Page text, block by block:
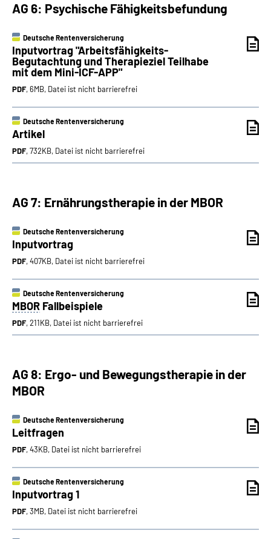
AG 6: Psychische Fähigkeitsbefundung
Deutsche Rentenversicherung
Inputvortrag "Arbeitsfähigkeits-
Begutachtung und Therapieziel Teilhabe
mit dem Mini-ICF-APP"
PDF, 6MB, Datei ist nicht barrierefrei
Deutsche Rentenversicherung
Artikel
PDF, 732KB, Datei ist nicht barrierefrei
AG 7: Ernährungstherapie in der MBOR
Deutsche Rentenversicherung
Inputvortrag
PDF, 407KB, Datei ist nicht barrierefrei
Deutsche Rentenversicherung
MBOR Fallbeispiele
PDF, 211KB, Datei ist nicht barrierefrei
AG 8: Ergo- und Bewegungstherapie in der
MBOR
Deutsche Rentenversicherung
Leitfragen
PDF, 43KB, Datei ist nicht barrierefrei
Deutsche Rentenversicherung
Inputvortrag 1
PDF, 3MB, Datei ist nicht barrierefrei